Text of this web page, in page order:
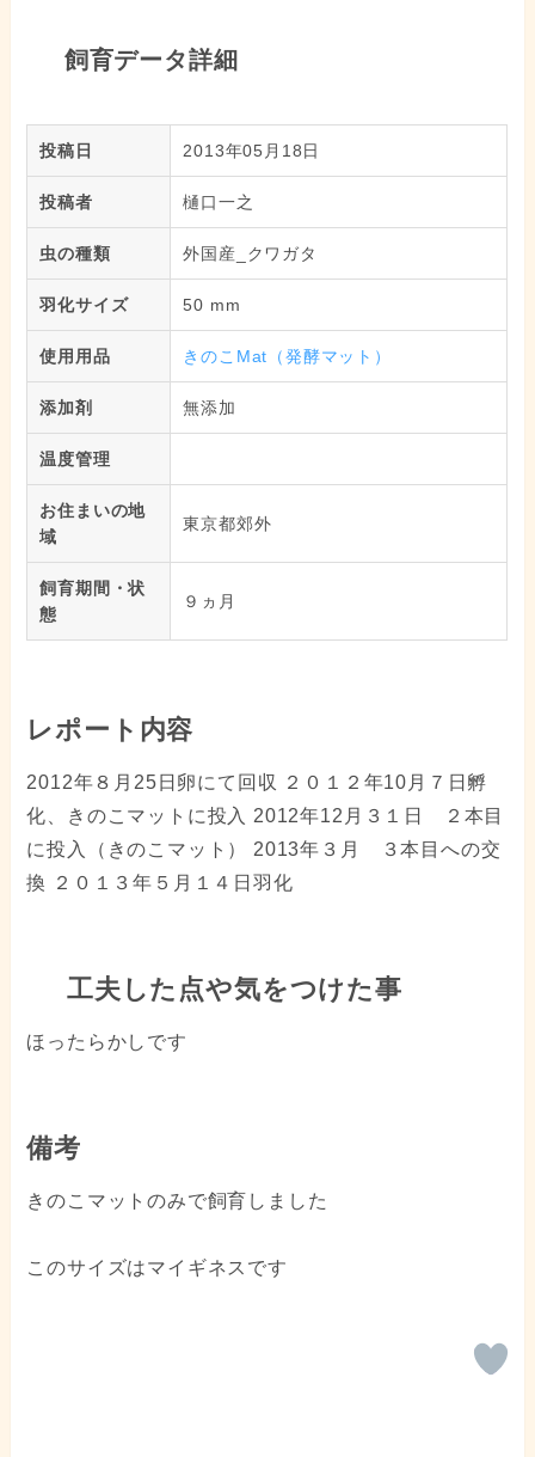
飼育データ詳細
投稿日 2013年05月18日
投稿者 樋口一之
虫の種類 外国産_クワガタ
羽化サイズ 50 mm
使用用品 きのこMat（発酵マット）
添加剤 無添加
温度管理
お住まいの地
域
東京都郊外
飼育期間・状
態
９ヵ月
レポート内容
2012年８月25日卵にて回収 ２０１２年10月７日孵
化、きのこマットに投入 2012年12月３１日 ２本目
に投入（きのこマット） 2013年３月 ３本目への交
換 ２０１３年５月１４日羽化
工夫した点や気をつけた事
ほったらかしです
備考
きのこマットのみで飼育しました
このサイズはマイギネスです